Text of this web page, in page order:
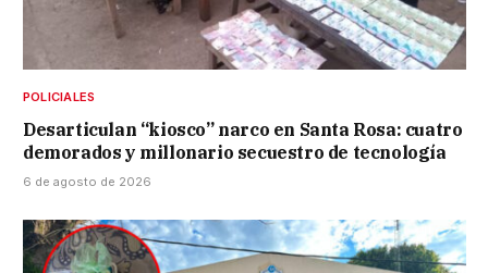
POLICIALES
Desarticulan “kiosco” narco en Santa Rosa: cuatro
demorados y millonario secuestro de tecnología
6 de agosto de 2026